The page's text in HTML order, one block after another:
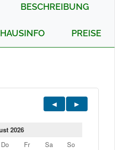
BESCHREIBUNG
HAUSINFO PREISE